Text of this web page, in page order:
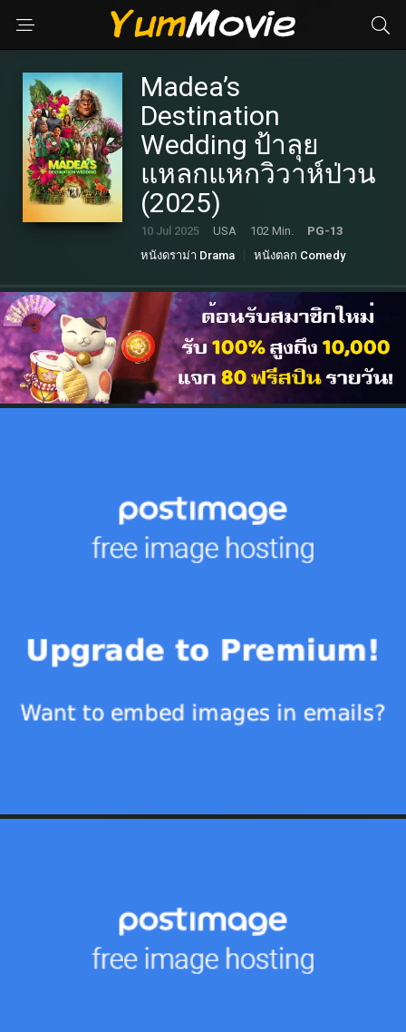
Madea’s
Destination
Wedding ป้าลุย
แหลกแหกวิวาห์ป่วน
(2025)
10 Jul 2025 USA 102 Min.
PG-13
หนังดราม่า Drama
หนังตลก Comedy